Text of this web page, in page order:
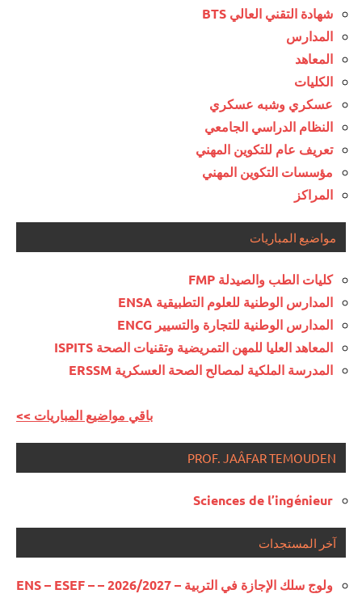
شهادة التقني العالي BTS
المدارس
المعاهد
الكليات
عسكري وشبه عسكري
النظام الدراسي الجامعي
تعريف عام للتكوين المهني
مؤسسات التكوين المهني
المراكز
مواضيع المباريات
كليات الطب والصيدلة FMP
المدارس الوطنية للعلوم التطبيقية ENSA
المدارس الوطنية للتجارة والتسيير ENCG
المعاهد العليا للمهن التمريضية وتقنيات الصحة ISPITS
المدرسة الملكية لمصالح الصحة العسكرية ERSSM
<< باقي مواضيع المباريات
PROF. JAÂFAR TEMOUDEN
Sciences de l’ingénieur
آخر المستجدات
ولوج سلك الإجازة في التربية – 2026/2027 – ENS – ESEF –